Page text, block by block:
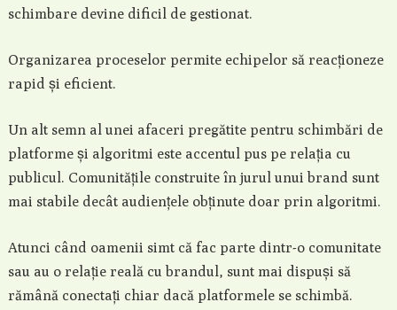
schimbare devine dificil de gestionat.
Organizarea proceselor permite echipelor să reacționeze
rapid și eficient.
Un alt semn al unei afaceri pregătite pentru schimbări de
platforme și algoritmi este accentul pus pe relația cu
publicul. Comunitățile construite în jurul unui brand sunt
mai stabile decât audiențele obținute doar prin algoritmi.
Atunci când oamenii simt că fac parte dintr-o comunitate
sau au o relație reală cu brandul, sunt mai dispuși să
rămână conectați chiar dacă platformele se schimbă.